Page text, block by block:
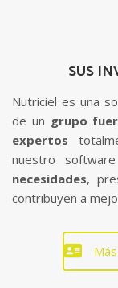
SUS
Nutriciel es una
de un grupo
expertos
nuestro software
necesidades,
contribuyen a